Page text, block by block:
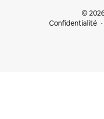
©
Confidentialité